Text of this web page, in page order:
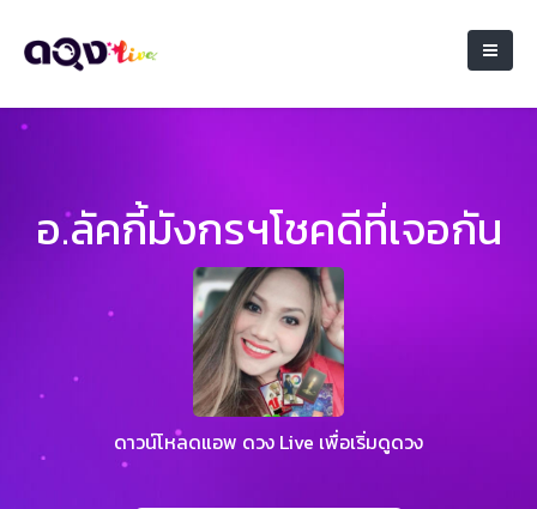
อ.ลัคกี้มังกรฯโชคดีที่เจอกัน
ดาวน์โหลดแอพ ดวง Live เพื่อเริ่มดูดวง